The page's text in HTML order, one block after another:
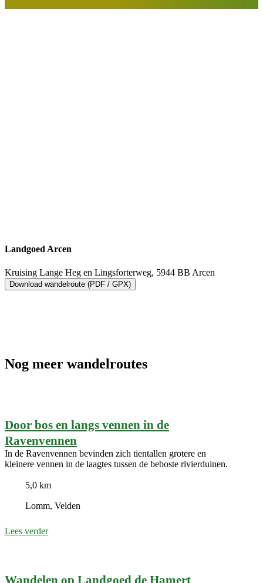
Landgoed Arcen
Kruising Lange Heg en Lingsforterweg, 5944 BB Arcen
Download wandelroute (PDF / GPX)
Nog meer wandelroutes
Door bos en langs vennen in de
Ravenvennen
In de Ravenvennen bevinden zich tientallen grotere en
kleinere vennen in de laagtes tussen de beboste rivierduinen.
5,0 km
Lomm, Velden
Lees verder
Wandelen op Landgoed de Hamert